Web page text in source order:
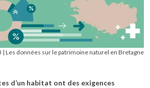
Les données sur le patrimoine naturel en Bretagne
d’un habitat ont des exigences